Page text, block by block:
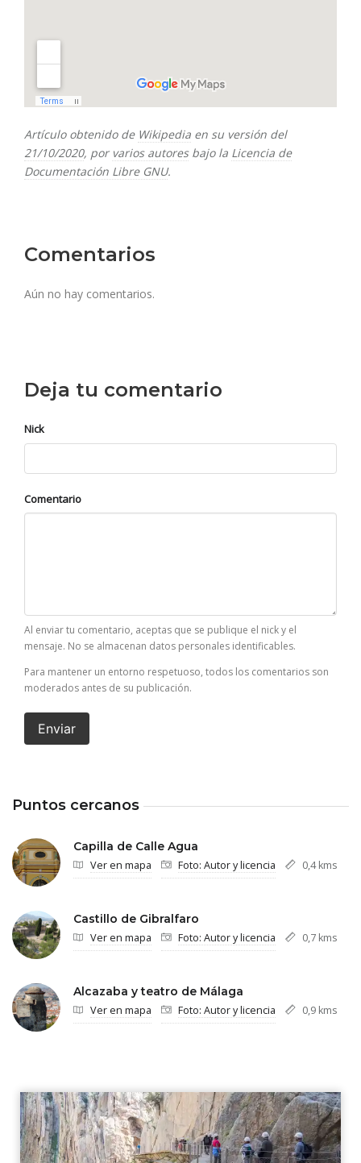
Artículo obtenido de Wikipedia en su versión del
21/10/2020, por varios autoresbajo la Licencia de
Documentación Libre GNU.
Comentarios
Aún no hay comentarios.
Deja tu comentario
Nick
Comentario
Al enviar tu comentario, aceptas que se publique el nick y el
mensaje. No se almacenan datos personales identificables.
Para mantener un entorno respetuoso, todos los comentarios son
moderados antes de su publicación.
Enviar
Puntos cercanos
Capilla de Calle Agua
Ver en mapa Foto: Autor y licencia 0,4 kms
Castillo de Gibralfaro
Ver en mapa Foto: Autor y licencia 0,7 kms
Alcazaba y teatro de Málaga
Ver en mapa Foto: Autor y licencia 0,9 kms